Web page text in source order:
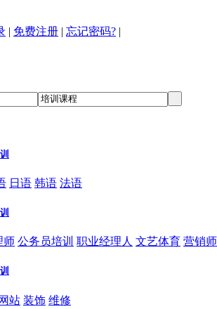
| 免费注册 | 忘记密码? |
日语 韩语 法语
师 公务员培训 职业经理人 文艺体育 营销
网站 装饰 维修